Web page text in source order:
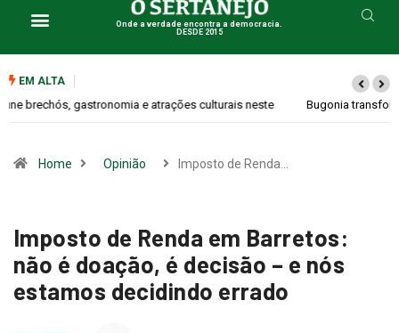
Onde a verdade encontra a democracia.
DESDE 2015
EM ALTA
Bugonia transforma paranoia e conspiração em um suspense imprevisível
Home Opinião Imposto de Renda…
Imposto de Renda em Barretos:
não é doação, é decisão – e nós
estamos decidindo errado